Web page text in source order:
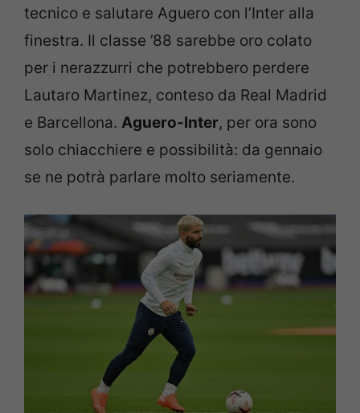
tecnico e salutare Aguero con l’Inter alla
finestra. Il classe ’88 sarebbe oro colato
per i nerazzurri che potrebbero perdere
Lautaro Martinez, conteso da Real Madrid
e Barcellona. Aguero-Inter, per ora sono
solo chiacchiere e possibilità: da gennaio
se ne potrà parlare molto seriamente.